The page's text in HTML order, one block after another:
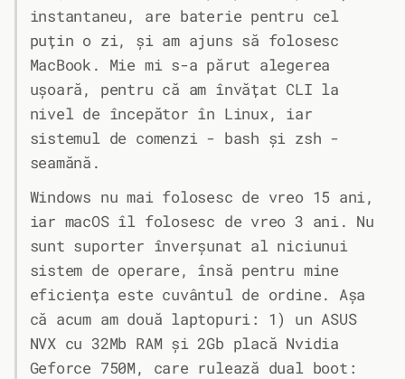
instantaneu, are baterie pentru cel
puțin o zi, și am ajuns să folosesc
MacBook. Mie mi s-a părut alegerea
ușoară, pentru că am învățat CLI la
nivel de începător în Linux, iar
sistemul de comenzi - bash și zsh -
seamănă.
Windows nu mai folosesc de vreo 15 ani,
iar macOS îl folosesc de vreo 3 ani. Nu
sunt suporter înverșunat al niciunui
sistem de operare, însă pentru mine
eficiența este cuvântul de ordine. Așa
că acum am două laptopuri: 1) un ASUS
NVX cu 32Mb RAM și 2Gb placă Nvidia
Geforce 750M, care rulează dual boot: